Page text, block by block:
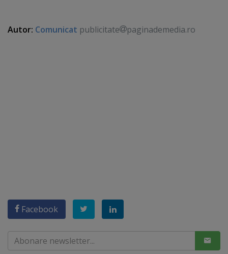
Autor: Comunicat publicitate paginademedia.ro
Facebook